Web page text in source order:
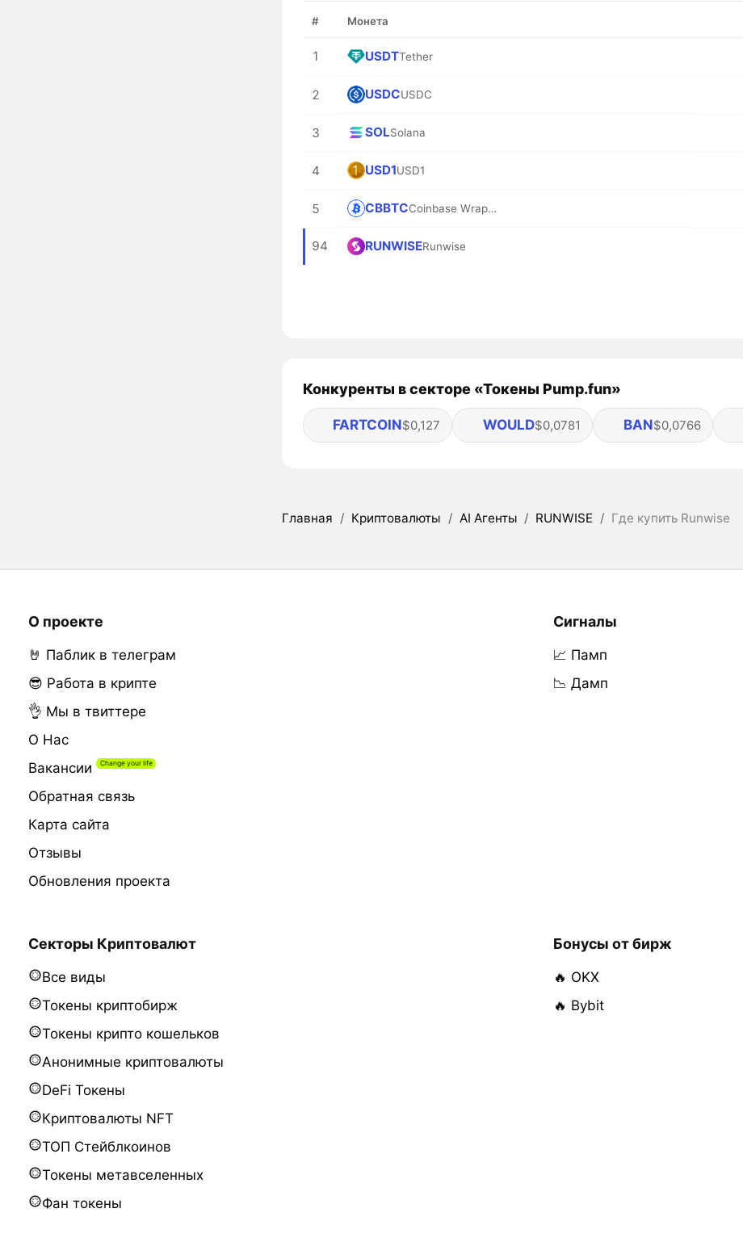
# Монета
1 USDTTether
2 USDCUSDC
3 SOLSolana
4 USD1USD1
5 CBBTC Coinbase Wrapped BTC
94 RUNWISERunwise
Конкуренты в секторе «Токены Pump.fun»
FARTCOIN$0,127 WOULD$0,0781 BAN$0,0766
Главная / Криптовалюты / AI Агенты / RUNWISE / Где купить Runwise
О проекте
🤘 Паблик в телеграм
😎 Работа в крипте
👌 Мы в твиттере
О Нас
Вакансии
Обратная связь
Карта сайта
Отзывы
Обновления проекта
Сигналы
📈 Памп
📉 Дамп
Секторы Криптовалют
Все виды
Токены криптобирж
Токены крипто кошельков
Анонимные криптовалюты
DeFi Токены
Криптовалюты NFT
ТОП Стейблкоинов
Токены метавселенных
Фан токены
Бонусы от бирж
🔥 OKX
🔥 Bybit